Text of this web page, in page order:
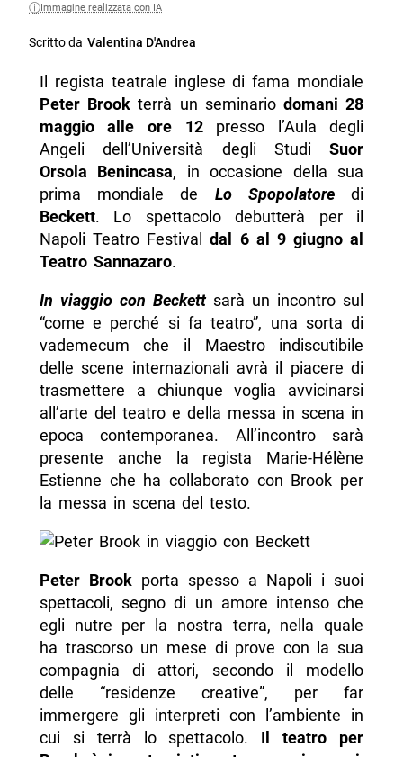
Immagine realizzata con IA
Scritto da Valentina D'Andrea
Il regista teatrale inglese di fama mondiale
Peter Brook terrà un seminario domani 28
maggio alle ore 12presso l’Aula degli
Angeli dell’Università degli Studi Suor
Orsola Benincasa, in occasione della sua
prima mondiale de Lo Spopolatore
di
Beckett. Lo spettacolo debutterà per il
Napoli Teatro Festivaldal 6 al 9 giugno al
Teatro Sannazaro.
In viaggio con Beckettsarà un incontro sul
“come e perché si fa teatro”, una sorta di
vademecum che il Maestro indiscutibile
delle scene internazionali avrà il piacere di
trasmettere a chiunque voglia avvicinarsi
all’arte del teatro e della messa in scena in
epoca contemporanea. All’incontro sarà
presente anche la regista Marie-Hélène
Estienne che ha collaborato con Brook per
la messa in scena del testo.
Peter Brookporta spesso a Napoli i suoi
spettacoli, segno di un amore intenso che
egli nutre per la nostra terra, nella quale
ha trascorso un mese di prove con la sua
compagnia di attori, secondo il modello
delle “residenze creative”, per far
immergere gli interpreti con l’ambiente in
cui si terrà lo spettacolo. Il teatro per